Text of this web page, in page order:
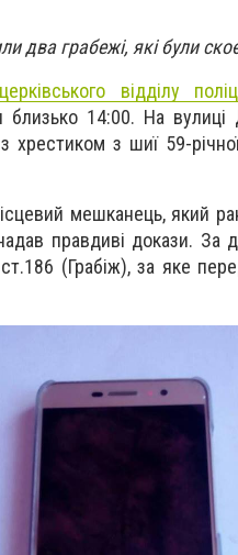
два грабежі, які були
відділу
близько 14:00. На
хрестиком з шиї 59-
мешканець, який
правдиві докази. За
(Грабіж), за яке